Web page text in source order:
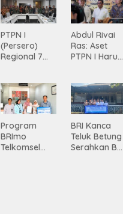
PTPN I
(Persero)
Regional 7
Pengamanan
Aset dari
Holding
Abdul Rivai
Ras: Aset
PTPN I Harus
Program
BRImo
Telkomsel
BRI Kanca
Teluk Betung
Serahkan BRI